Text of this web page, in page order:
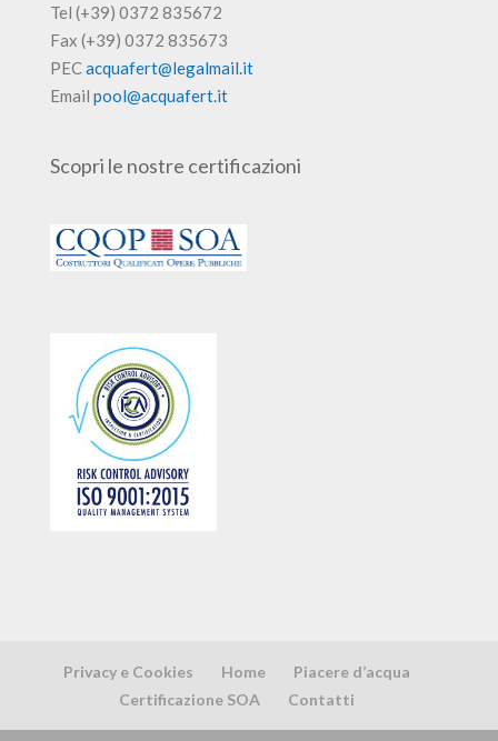
Tel (+39) 0372 835672
Fax (+39) 0372 835673
PECacquafert@legalmail.it
Email pool@acquafert.it
Scopri le nostre certificazioni
Privacy e Cookies Home
Piacere d’acqua
Certificazione SOA
Contatti